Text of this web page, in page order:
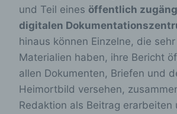
und Teil eines öffentlich
digitalen
hinaus können Einzelne, die
Materialien haben, ihre Bericht
allen Dokumenten, Briefen und
Heimortbild versehen,
Redaktion als Beitrag erarbeiten